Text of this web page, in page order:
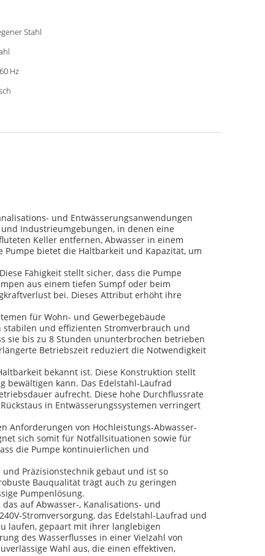
Stahl
Hz
und Entwässerungsanwendungen
Industrieumgebungen, in denen eine
Keller entfernen, Abwasser in einem
bietet die Haltbarkeit und Kapazität, um
Fähigkeit stellt sicher, dass die Pumpe
aus einem tiefen Sumpf oder beim
bei. Dieses Attribut erhöht ihre
für Wohn- und Gewerbegebäude
und effizienten Stromverbrauch und
sie bis zu 8 Stunden ununterbrochen betrieben
Betriebszeit reduziert die Notwendigkeit
bekannt ist. Diese Konstruktion stellt
bewältigen kann. Das Edelstahl-Laufrad
aufrecht. Diese hohe Durchflussrate
in Entwässerungssystemen verringert
Anforderungen von Hochleistungs-Abwasser-
sich somit für Notfallsituationen sowie für
die Pumpe kontinuierlichen und
Präzisionstechnik gebaut und ist so
Bauqualität trägt auch zu geringen
Pumpenlösung.
auf Abwasser-, Kanalisations- und
Stromversorgung, das Edelstahl-Laufrad und
laufen, gepaart mit ihrer langlebigen
des Wasserflusses in einer Vielzahl von
Wahl aus, die einen effektiven,